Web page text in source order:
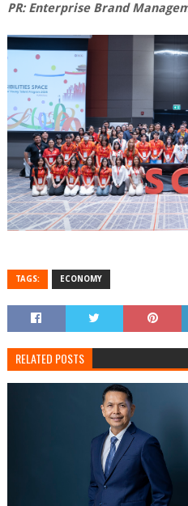
PR: Enterprise Brand
TAGS: ECONOMY
RELATED POSTS